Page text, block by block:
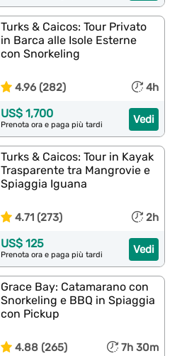
Turks & Caicos: Tour Privato
in Barca alle Isole Esterne
con Snorkeling
4.96 (282) 4h
Vedi
US$ 1,700
Prenota ora e paga più tardi
Turks & Caicos: Tour in Kayak
Trasparente tra Mangrovie e
Spiaggia Iguana
4.71 (273) 2h
Vedi
US$ 125
Prenota ora e paga più tardi
Grace Bay: Catamarano con
Snorkeling e BBQ in Spiaggia
con Pickup
4.88 (265) 7h 30m